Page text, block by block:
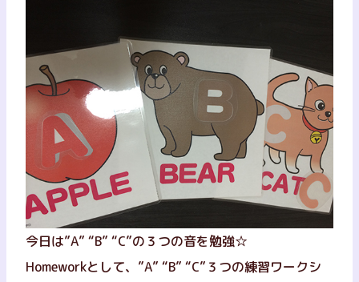
今日は”A” “B” “C”の３つの音を勉強☆
Homeworkとして、”A” “B” “C”３つの練習ワークシ